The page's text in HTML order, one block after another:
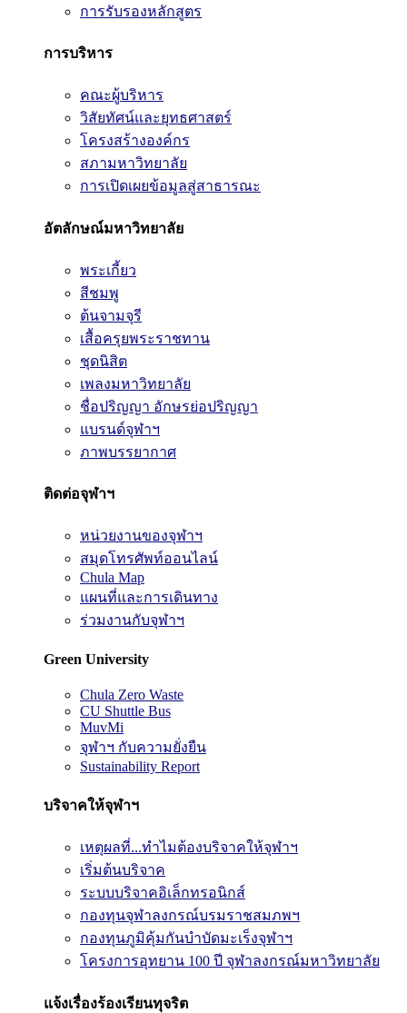
การรับรองหลักสูตร
การบริหาร
คณะผู้บริหาร
วิสัยทัศน์และยุทธศาสตร์
โครงสร้างองค์กร
สภามหาวิทยาลัย
การเปิดเผยข้อมูลสู่สาธารณะ
อัตลักษณ์มหาวิทยาลัย
พระเกี้ยว
สีชมพู
ต้นจามจุรี
เสื้อครุยพระราชทาน
ชุดนิสิต
เพลงมหาวิทยาลัย
ชื่อปริญญา อักษรย่อปริญญา
แบรนด์จุฬาฯ
ภาพบรรยากาศ
ติดต่อจุฬาฯ
หน่วยงานของจุฬาฯ
สมุดโทรศัพท์ออนไลน์
Chula Map
แผนที่และการเดินทาง
ร่วมงานกับจุฬาฯ
Green University
Chula Zero Waste
CU Shuttle Bus
MuvMi
จุฬาฯ กับความยั่งยืน
Sustainability Report
บริจาคให้จุฬาฯ
เหตุผลที่...ทำไมต้องบริจาคให้จุฬาฯ
เริ่มต้นบริจาค
ระบบบริจาคอิเล็กทรอนิกส์
กองทุนจุฬาลงกรณ์บรมราชสมภพฯ
กองทุนภูมิคุ้มกันบำบัดมะเร็งจุฬาฯ
โครงการอุทยาน 100 ปี จุฬาลงกรณ์มหาวิทยาลัย
แจ้งเรื่องร้องเรียนทุจริต